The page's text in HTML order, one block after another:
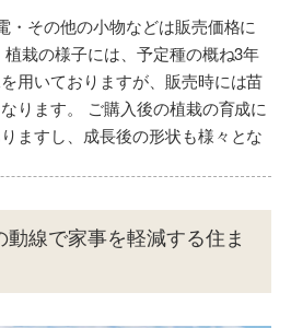
・その他の小物などは販売価格に
栽の様子には、予定種の概ね3年
用いておりますが、販売時には苗
ります。 ご購入後の植栽の育成に
ますし、成長後の形状も様々とな
動線で家事を軽減する住ま